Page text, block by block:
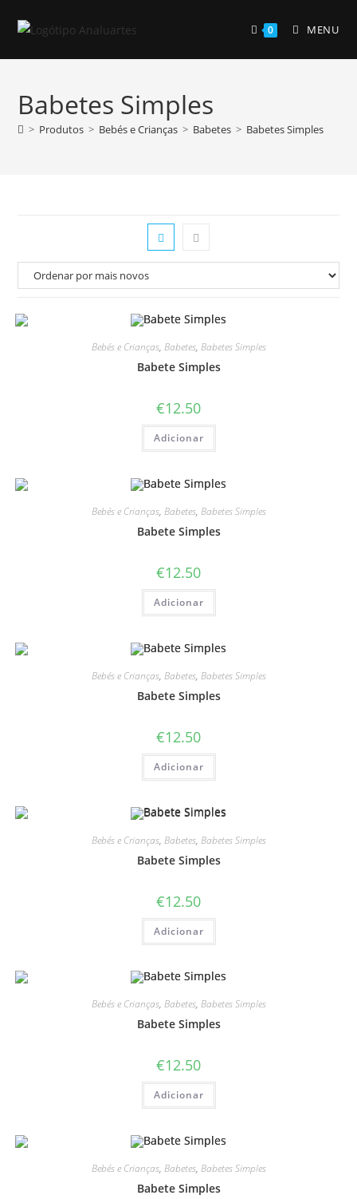
0 MENU
Babetes Simples
> Produtos > Bebés e Crianças > Babetes > Babetes Simples
Bebés e Crianças, Babetes, Babetes Simples
Babete Simples
€12.50
Adicionar
Bebés e Crianças, Babetes, Babetes Simples
Babete Simples
€12.50
Adicionar
Bebés e Crianças, Babetes, Babetes Simples
Babete Simples
€12.50
Adicionar
Bebés e Crianças, Babetes, Babetes Simples
Babete Simples
€12.50
Adicionar
Bebés e Crianças, Babetes, Babetes Simples
Babete Simples
€12.50
Adicionar
Bebés e Crianças, Babetes, Babetes Simples
Babete Simples